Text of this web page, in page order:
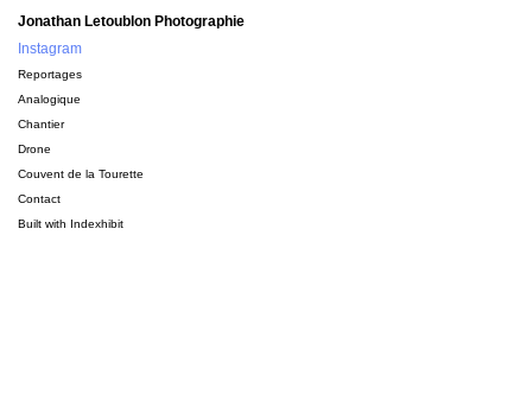
Jonathan Letoublon Photographie
Instagram
Reportages
Analogique
Chantier
Drone
Couvent de la Tourette
Contact
Built with Indexhibit